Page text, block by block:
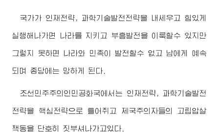
국가가 인재전략, 과학기술발전전략을 내세우고 힘있게
실행해나가면 나라를 지키고 부흥발전을 이룩할수 있지만
그렇지 못하면 나라와 민족이 발전할수 없고 남에게 예속
되며 종당에는 망하게 된다.
조선민주주의인민공화국에서는 인재전략, 과학기술발전
전략을 핵심전략으로 틀어쥐고 제국주의자들의 고립압살
책동을 단호히 짓부셔나가고있다.